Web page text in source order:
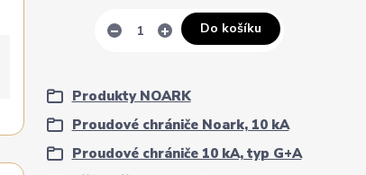
Produkty NOARK
Proudové chrániče Noark, 10 kA
Proudové chrániče 10 kA, typ G+A
Do košíku